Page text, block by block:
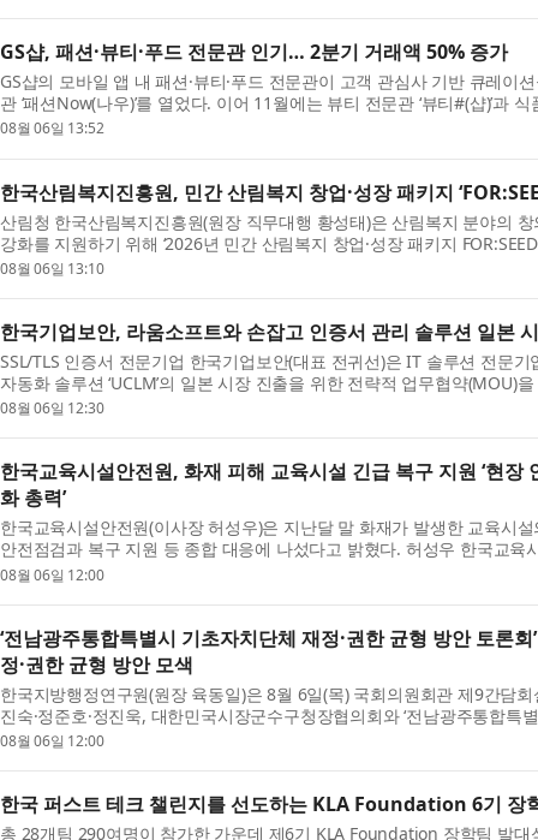
GS샵, 패션·뷰티·푸드 전문관 인기… 2분기 거래액 50% 증가
GS샵의 모바일 앱 내 패션·뷰티·푸드 전문관이 고객 관심사 기반 큐레이
관 ‘패션Now(나우)’를 열었다. 이어 11월에는 뷰티 전문관 ‘뷰티#(샵)’과
를...
08월 06일 13:52
한국산림복지진흥원, 민간 산림복지 창업·성장 패키지
산림청 한국산림복지진흥원(원장 직무대행 황성태)은 산림복지 분야의
강화를 지원하기 위해 ‘2026년 민간 산림복지 창업·성장 패키지
집한...
08월 06일 13:10
한국기업보안, 라움소프트와 손잡고 인증서 관리 솔루션 일본
SSL/TLS 인증서 전문기업 한국기업보안(대표 전귀선)은 IT 솔루션 전문
자동화 솔루션 ‘UCLM’의 일본 시장 진출을 위한 전략적 업무협약
기...
08월 06일 12:30
한국교육시설안전원, 화재 피해 교육시설 긴급 복구 지원 ‘현
화 총력’
한국교육시설안전원(이사장 허성우)은 지난달 말 화재가 발생한 교육시
안전점검과 복구 지원 등 종합 대응에 나섰다고 밝혔다. 허성우 한국교
해 ...
08월 06일 12:00
‘전남광주통합특별시 기초자치단체 재정·권한 균형 방안 토론
정·권한 균형 방안 모색
한국지방행정연구원(원장 육동일)은 8월 6일(목) 국회의원회관 제9간담회
진숙·정준호·정진욱, 대한민국시장군수구청장협의회와 ‘전남광주통합특
다. 한...
08월 06일 12:00
한국 퍼스트 테크 챌린지를 선도하는 KLA Foundation 6기 장
총 28개팀 290여명이 참가한 가운데 제6기 KLA Foundation 장학팀 발